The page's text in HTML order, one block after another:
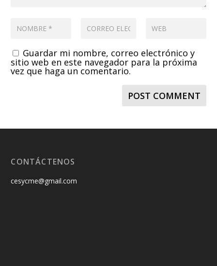
Guardar mi nombre, correo electrónico y
sitio web en este navegador para la próxima
vez que haga un comentario.
CONTÁCTENOS
cesycme@gmail.com